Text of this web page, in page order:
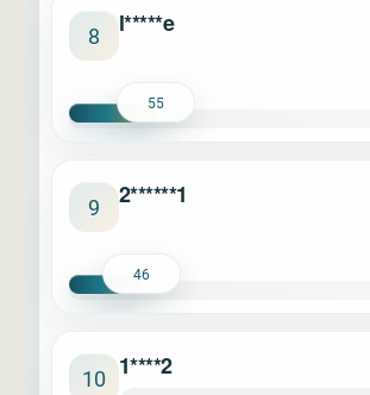
8 l*****e
55
9 2******1
46
10 1****2